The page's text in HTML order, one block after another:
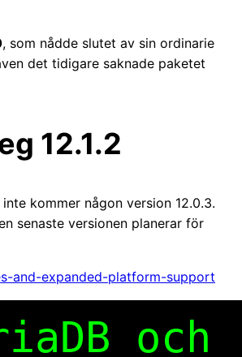
, som nådde slutet av sin ordinarie
det tidigare saknade paketet
12.1.2
kommer någon version 12.0.3.
senaste versionen planerar för
and-expanded-platform-support
och